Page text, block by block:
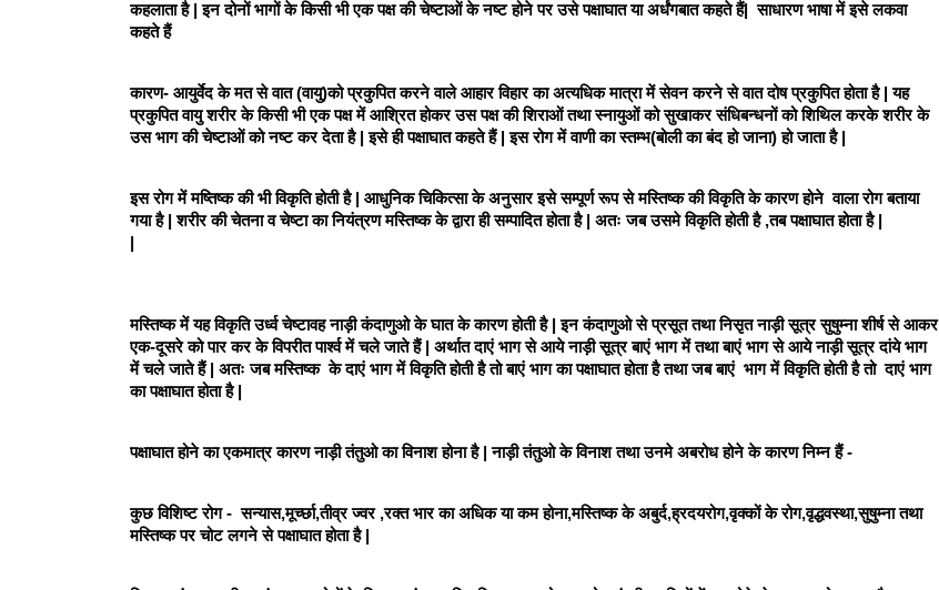
कहलाता है | इन दोनों भागों के किसी भी एक पक्ष की चेष्टाओं के नष्ट होने पर उसे पक्षाघात या अर्धंगबात कहते हैं|  साधारण भाषा में इसे लकवा
कहते हैं
कारण- आयुर्वेद के मत से वात (वायु)को प्रकुपित करने वाले आहार विहार का अत्यधिक मात्रा में सेवन करने से वात दोष प्रकुपित होता है | यह
प्रकुपित वायु शरीर के किसी भी एक पक्ष में आश्रित होकर उस पक्ष की शिराओं तथा स्नायुओं को सुखाकर संधिबन्धनों को शिथिल करके शरीर के
उस भाग की चेष्टाओं को नष्ट कर देता है | इसे ही पक्षाघात कहते हैं | इस रोग में वाणी का स्तम्भ(बोली का बंद हो जाना) हो जाता है |
इस रोग में मष्तिष्क की भी विकृति होती है | आधुनिक चिकित्सा के अनुसार इसे सम्पूर्ण रूप से मस्तिष्क की विकृति के कारण होने  वाला रोग बताया
गया है | शरीर की चेतना व चेष्टा का नियंत्रण मस्तिष्क के द्वारा ही सम्पादित होता है | अतः जब उसमे विकृति होती है ,तब पक्षाघात होता है |
मस्तिष्क में यह विकृति उर्ध्व चेष्टावह नाड़ी कंदाणुओ के घात के कारण होती है | इन कंदाणुओ से प्रसूत तथा निसृत नाड़ी सूत्र सुषुम्ना शीर्ष से आकर
एक-दूसरे को पार कर के विपरीत पार्श्व में चले जाते हैं | अर्थात दाएं भाग से आये नाड़ी सूत्र बाएं भाग में तथा बाएं भाग से आये नाड़ी सूत्र दांये भाग
में चले जाते हैं | अतः जब मस्तिष्क  के दाएं भाग में विकृति होती है तो बाएं भाग का पक्षाघात होता है तथा जब बाएं  भाग में विकृति होती है तो  दाएं भाग
का पक्षाघात होता है |
पक्षाघात होने का एकमात्र कारण नाड़ी तंतुओ का विनाश होना है | नाड़ी तंतुओ के विनाश तथा उनमे अबरोध होने के कारण निम्न हैं -
कुछ विशिष्ट रोग -  सन्यास,मूर्च्छा,तीव्र ज्वर ,रक्त भार का अधिक या कम होना,मस्तिष्क के अबुर्द,ह्रदयरोग,वृक्कों के रोग,वृद्धवस्था,सुषुम्ना तथा
मस्तिष्क पर चोट लगने से पक्षाघात होता है |